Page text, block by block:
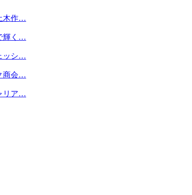
木作…
輝く…
ッシ…
商会…
リア…